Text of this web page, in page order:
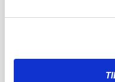
Sønderjyske Fodbold